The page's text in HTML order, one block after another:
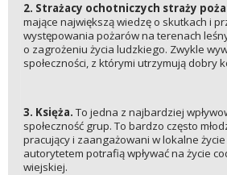
2. Strażacy ochotniczych straży
mające największą wiedzę o skutkach i
występowania pożarów na terenach
o zagrożeniu życia ludzkiego. Zwykle
społeczności, z którymi utrzymują dobry
3. Księża.To jedna z najbardziej
społeczność grup. To bardzo często
pracujący i zaangażowani w lokalne
autorytetem potrafią wpływać na życie
wiejskiej.